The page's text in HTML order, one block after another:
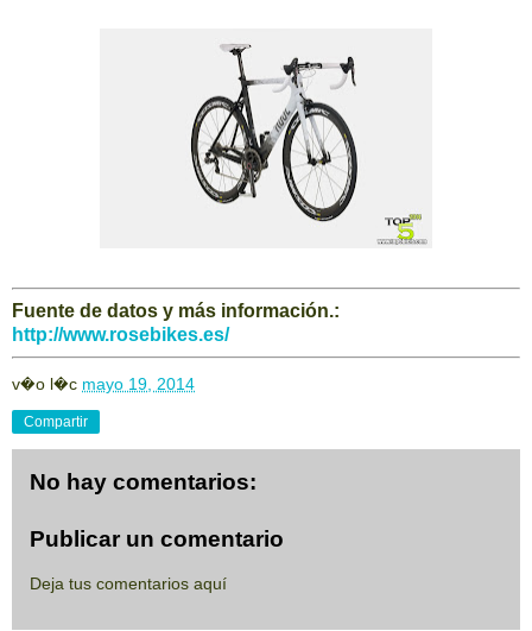
Fuente de datos y más información.:
http://www.rosebikes.es/
v�o l�c mayo 19, 2014
Compartir
No hay comentarios:
Publicar un comentario
Deja tus comentarios aquí